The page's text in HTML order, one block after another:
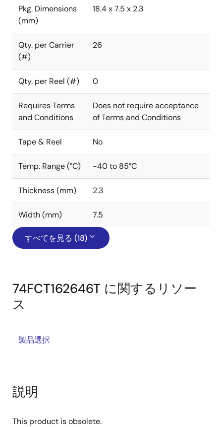
Pkg. Dimensions
(mm)
18.4 x 7.5 x 2.3
Qty. per Carrier
(#)
26
Qty. per Reel (#) 0
Requires Terms
and Conditions
Does not require acceptance
of Terms and Conditions
Tape & Reel No
Temp. Range (°C) -40 to 85°C
Thickness (mm) 2.3
Width (mm) 7.5
すべてを見る (18)
74FCT162646T に関するリソー
ス
製品選択
説明
This product is obsolete.